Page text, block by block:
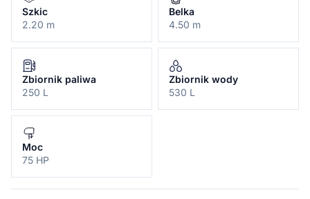
Szkic
2.20 m
Belka
4.50 m
Zbiornik paliwa
250 L
Zbiornik wody
530 L
Moc
75 HP